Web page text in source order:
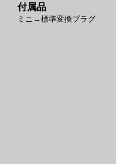
付属品
ミニ→標準変換プラグ